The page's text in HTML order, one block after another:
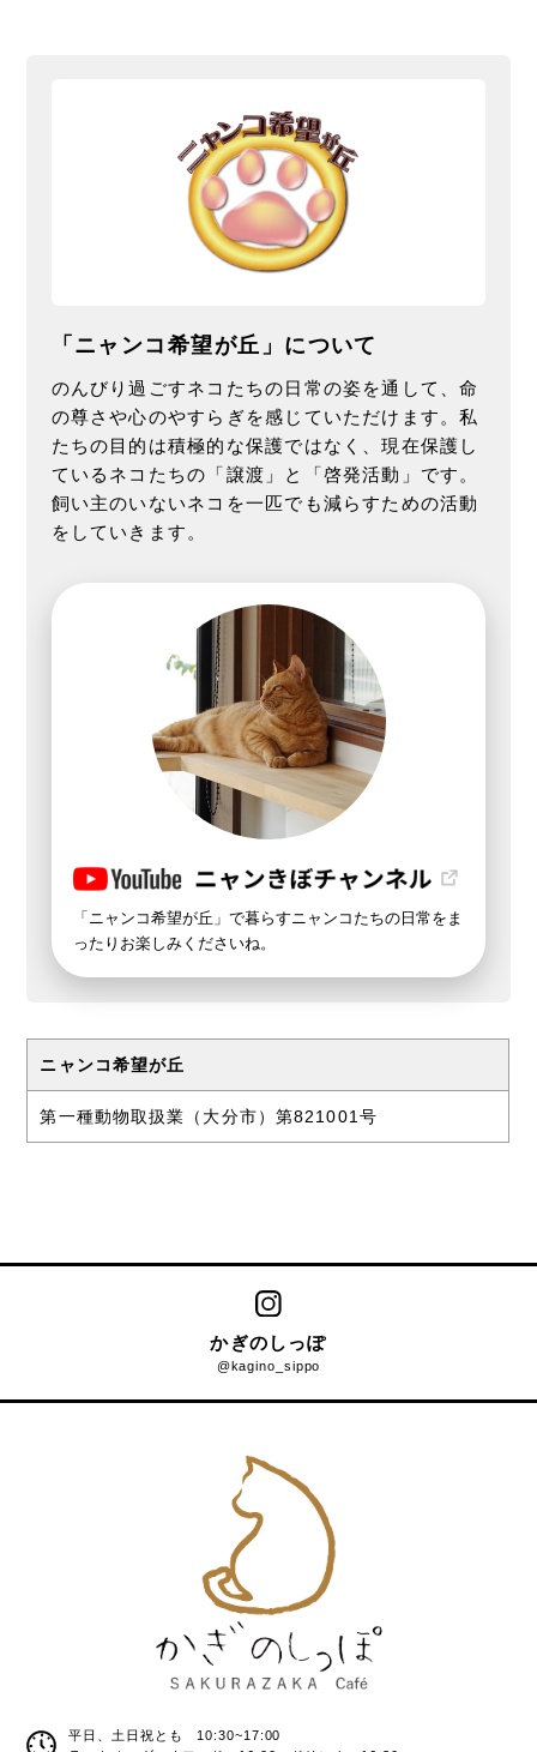
「ニャンコ希望が丘」について
のんびり過ごすネコたちの日常の姿を通して、命
の尊さや心のやすらぎを感じていただけます。私
たちの目的は積極的な保護ではなく、現在保護し
ているネコたちの「譲渡」と「啓発活動」です。
飼い主のいないネコを一匹でも減らすための活動
をしていきます。
「ニャンコ希望が丘」で暮らすニャンコたちの日常をま
ったりお楽しみくださいね。
ニャンコ希望が丘
第一種動物取扱業（大分市）第821001号
かぎのしっぽ
@kagino_sippo
平日、土日祝とも 10:30~17:00